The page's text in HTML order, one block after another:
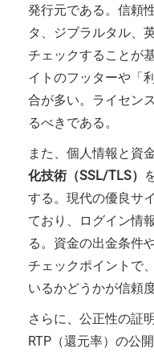
発行元である。信頼
タ、ジブラルタル、
チェックすることが
イトのフッターや「
合が多い。ライセン
るべきである。
また、個人情報と資
化技術（SSL/TLS）
する。現代の優良サ
ており、ログイン情
る。資金の出金条件
チェックポイントで
いるかどうかが信頼
さらに、公正性の証
RTP（還元率）の公